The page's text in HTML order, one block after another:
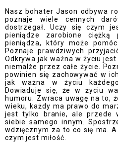
Nasz bohater Jason odbywa
poznaje wiele cennych
dostrzegał. Uczy się czym
pieniądze zarobione ciężką
pieniądza, który może
Poznaje prawdziwych
Odkrywa jak ważna w życiu
niemalże przez całe życie.
powinien się zachowywać w
jak ważna w życiu
Dowiaduje się, że w życiu
humoru. Zwraca uwagę na to,
wieku, każdy ma prawo do
jest tylko branie, ale przede
siebie samego innym.
wdzięcznym za to co się ma.
czym jest miłość.